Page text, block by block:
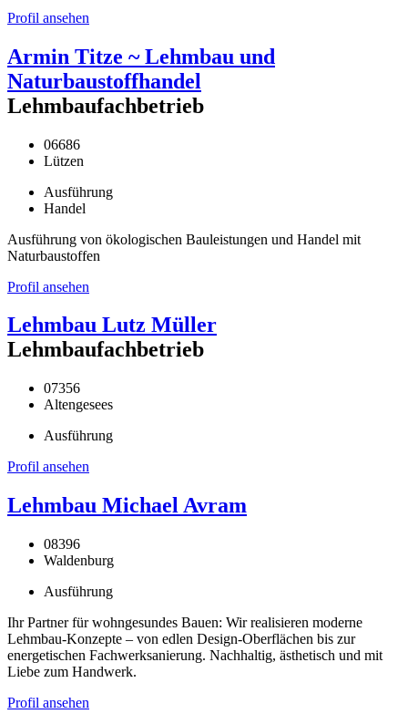
Profil ansehen
Armin Titze ~ Lehmbau und
Naturbaustoffhandel
Lehmbaufachbetrieb
06686
Lützen
Ausführung
Handel
Ausführung von ökologischen Bauleistungen und Handel mit
Naturbaustoffen
Profil ansehen
Lehmbau Lutz Müller
Lehmbaufachbetrieb
07356
Altengesees
Ausführung
Profil ansehen
Lehmbau Michael Avram
08396
Waldenburg
Ausführung
Ihr Partner für wohngesundes Bauen: Wir realisieren moderne
Lehmbau-Konzepte – von edlen Design-Oberflächen bis zur
energetischen Fachwerksanierung. Nachhaltig, ästhetisch und mit
Liebe zum Handwerk.
Profil ansehen